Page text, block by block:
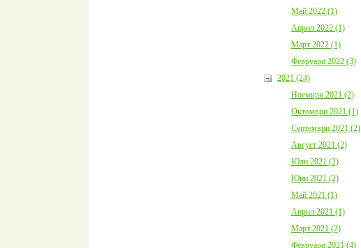
Май 2022 (1)
Април 2022 (1)
Март 2022 (1)
Февруари 2022 (3)
2021 (24)
Ноември 2021 (2)
Октомври 2021 (1)
Септември 2021 (2)
Август 2021 (2)
Юли 2021 (2)
Юни 2021 (2)
Май 2021 (1)
Април 2021 (1)
Март 2021 (2)
Февруари 2021 (4)